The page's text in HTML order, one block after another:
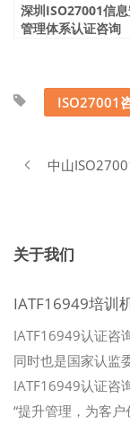
深圳ISO27001信
管理体系认证咨询
ISO27001
中山
关于我们
IATF16949培训
IATF16949认证咨
同时也是国家认监
IATF16949认证咨
“提升管理，为客